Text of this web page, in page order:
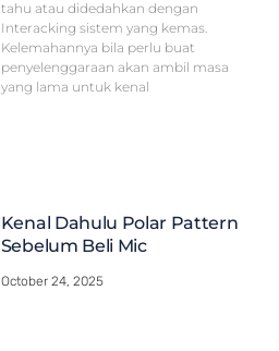
tahu atau didedahkan dengan
Interacking sistem yang kemas.
Kelemahannya bila perlu buat
penyelenggaraan akan ambil masa
yang lama untuk kenal
Kenal Dahulu Polar Pattern
Sebelum Beli Mic
October 24, 2025